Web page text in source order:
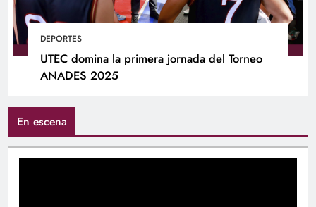
DEPORTES
UTEC domina la primera jornada del Torneo
ANADES 2025
En escena